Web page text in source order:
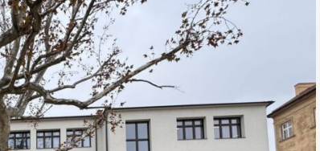
Interiérový dizajn
Inžinierske siete
Stavebná technika
Bonusy Klubu ASB